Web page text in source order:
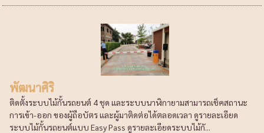
พัฒนาศิริ
ติดตั้งระบบไม้กั้นรถยนต์ 4 ชุด และระบบนาฬิกายามสามารถเช็คสถานะ
การเข้า-ออก ของผู้ถือบัตร และผู้มาติดต่อได้ตลอดเวลา ดูรายละเอียด
ระบบไม้กั้นรถยนต์แบบ Easy Pass ดูรายละเอียดระบบไม้กั...